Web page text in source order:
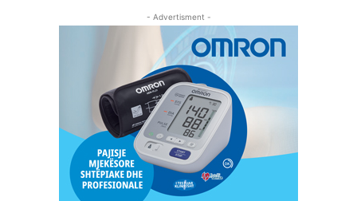
- Advertisment -